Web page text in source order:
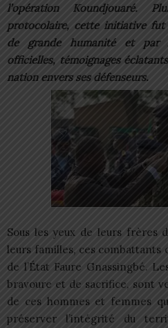
l’opération Koundjouaré.
protocolaire, cette initiative fut
de grande humanité et par
officielles, témoignages
nation envers ses défenseurs.
Sous les yeux de leurs frères
leurs familles, ces
de l’État Faure Gnassingbé.
bravoure et de sacrifice, sont
de ces hommes et femmes
préserver l’intégrité du